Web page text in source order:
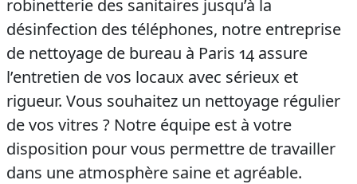
robinetterie des sanitaires jusqu’à la
désinfection des téléphones, notre entreprise
de nettoyage de bureau à Paris 14 assure
l’entretien de vos locaux avec sérieux et
rigueur. Vous souhaitez un nettoyage régulier
de vos vitres ? Notre équipe est à votre
disposition pour vous permettre de travailler
dans une atmosphère saine et agréable.